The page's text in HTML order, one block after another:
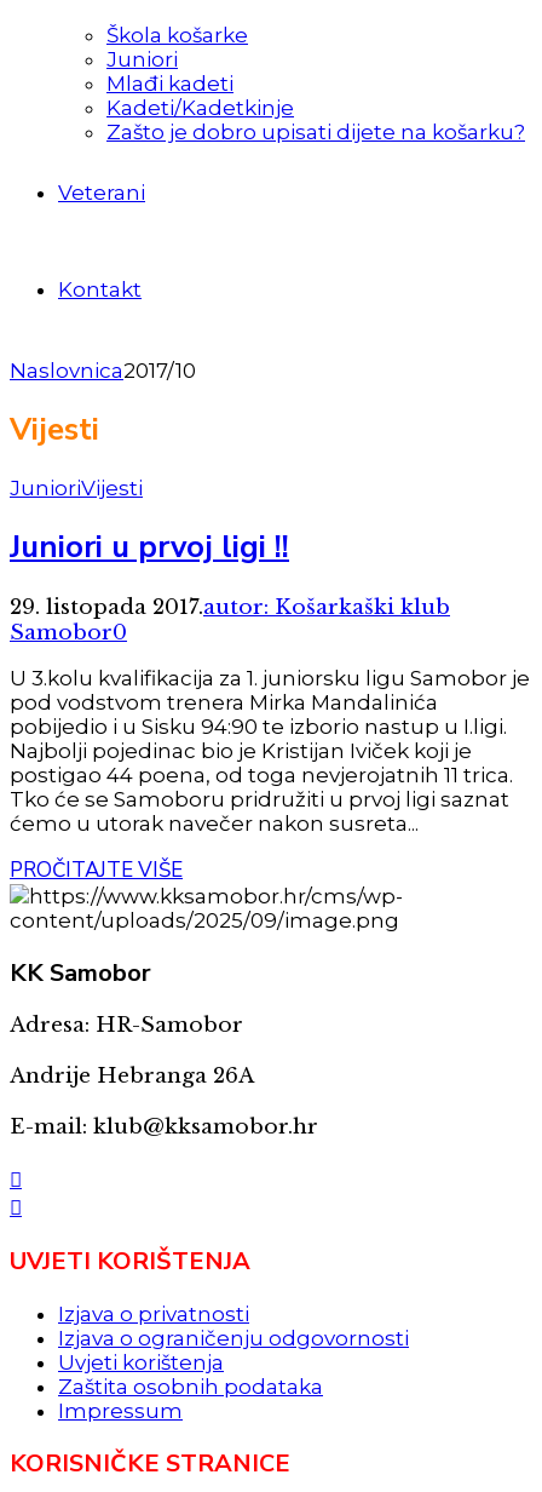
Škola košarke
Juniori
Mlađi kadeti
Kadeti/Kadetkinje
Zašto je dobro upisati dijete na košarku?
Veterani
Kontakt
Naslovnica2017/10
Vijesti
JunioriVijesti
Juniori u prvoj ligi !!
29. listopada 2017.autor: Košarkaški klub
Samobor0
U 3.kolu kvalifikacija za 1. juniorsku ligu Samobor je
pod vodstvom trenera Mirka Mandalinića
pobijedio i u Sisku 94:90 te izborio nastup u I.ligi.
Najbolji pojedinac bio je Kristijan Iviček koji je
postigao 44 poena, od toga nevjerojatnih 11 trica.
Tko će se Samoboru pridružiti u prvoj ligi saznat
ćemo u utorak navečer nakon susreta...
PROČITAJTE VIŠE
KKSamobor
Adresa: HR-Samobor
Andrije Hebranga 26A
E-mail: klub@kksamobor.hr
UVJETI KORIŠTENJA
Izjava o privatnosti
Izjava o ograničenju odgovornosti
Uvjeti korištenja
Zaštita osobnih podataka
Impressum
KORISNIČKE STRANICE